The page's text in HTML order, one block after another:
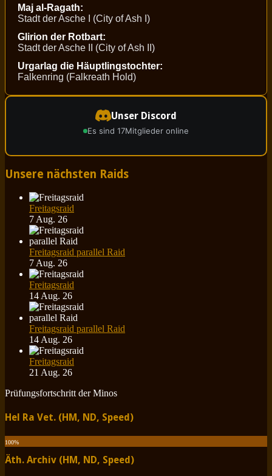
Maj al-Ragath:
Stadt der Asche I (City of Ash I)
Glirion der Rotbart:
Stadt der Asche II (City of Ash II)
Urgarlag die Häuptlingstochter:
Falkenring (Falkreath Hold)
Unser Discord
Es sind 17Mitglieder online
Unsere nächsten Raids
Freitagsraid
7 Aug. 26
Freitagsraid parallel Raid
7 Aug. 26
Freitagsraid
14 Aug. 26
Freitagsraid parallel Raid
14 Aug. 26
Freitagsraid
21 Aug. 26
Prüfungsfortschritt der Minos
Hel Ra Vet. (HM, ND, Speed)
100%
Äth. Archiv (HM, ND, Speed)